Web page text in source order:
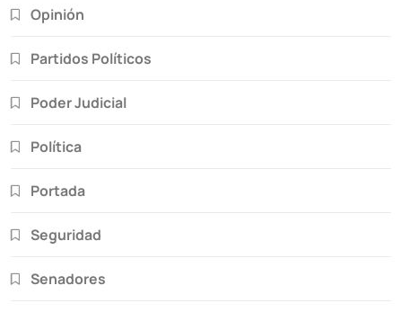
Opinión
Partidos Políticos
Poder Judicial
Política
Portada
Seguridad
Senadores